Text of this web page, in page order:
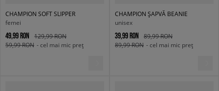
CHAMPION SOFT SLIPPER
femei
49,99 RON
129,99 RON
59,99 RON - cel mai mic preț
CHAMPION ȘAPVĂ BEANIE
unisex
39,99 RON
89,99 RON
89,99 RON - cel mai mic preț